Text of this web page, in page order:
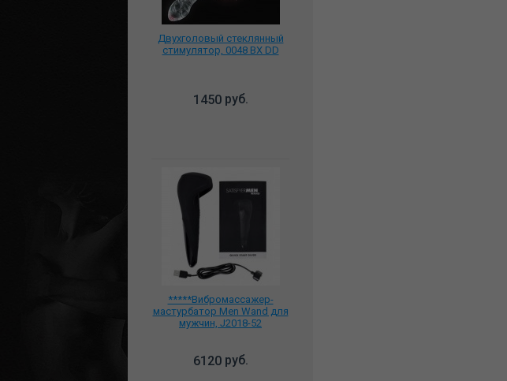
Двухголовый стеклянный
стимулятор, 0048 BX DD
1450руб.
*****Вибромассажер-
мастурбатор Men Wand для
мужчин, J2018-52
6120руб.